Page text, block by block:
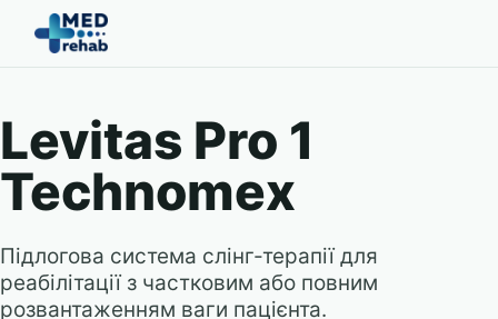
Levitas Pro 1
Technomex
Підлогова система слінг-терапії для
реабілітації з частковим або повним
розвантаженням ваги пацієнта.